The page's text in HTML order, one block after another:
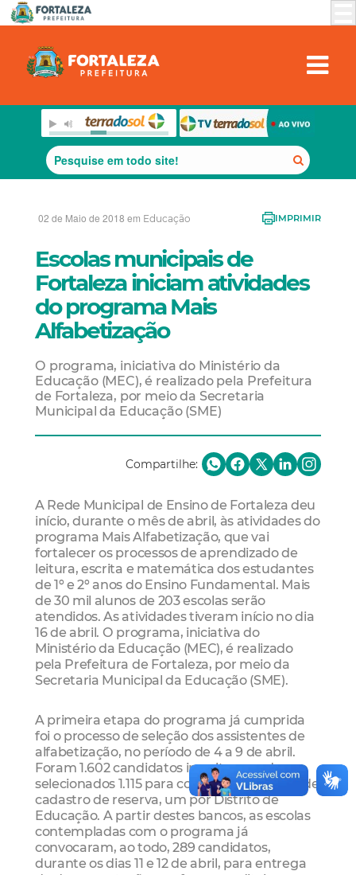
02 de Maio de 2018 em Educação IMPRIMIR
Escolas municipais de
Fortaleza iniciam atividades
do programa Mais
Alfabetização
O programa, iniciativa do Ministério da
Educação (MEC), é realizado pela Prefeitura
de Fortaleza, por meio da Secretaria
Municipal da Educação (SME)
Compartilhe:
A Rede Municipal de Ensino de Fortaleza deu
início, durante o mês de abril, às atividades do
programa Mais Alfabetização, que vai
fortalecer os processos de aprendizado de
leitura, escrita e matemática dos estudantes
de 1º e 2º anos do Ensino Fundamental. Mais
de 30 mil alunos de 203 escolas serão
atendidos. As atividades tiveram início no dia
16 de abril. O programa, iniciativa do
Ministério da Educação (MEC), é realizado
pela Prefeitura de Fortaleza, por meio da
Secretaria Municipal da Educação (SME).
A primeira etapa do programa já cumprida
foi o processo de seleção dos assistentes de
alfabetização, no período de 4 a 9 de abril.
Foram 1.602 candidatos inscritos, sendo
selecionados 1.115 para compor seis bancos de
cadastro de reserva, um por Distrito de
Educação. A partir destes bancos, as escolas
contempladas com o programa já
convocaram, ao todo, 289 candidatos,
durante os dias 11 e 12 de abril, para entrega